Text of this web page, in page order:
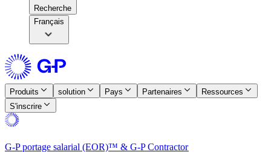
Recherche​​
Français
Produits​​ solution​​ Pays​​ Partenaires​​
Ressources​​
S'inscrire​​
G-P portage salarial (EOR)™ & G-P Contractor​​